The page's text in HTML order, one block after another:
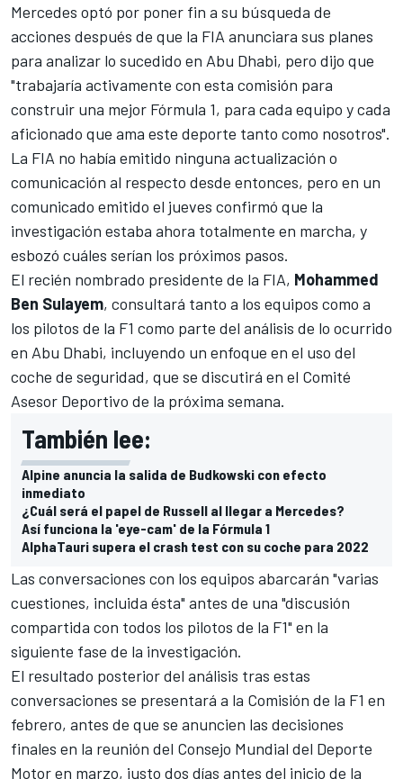
Mercedes optó por poner fin a su búsqueda de
acciones después de que la FIA anunciara sus planes
para analizar lo sucedido en Abu Dhabi, pero dijo que
"trabajaría activamente con esta comisión para
construir una mejor Fórmula 1, para cada equipo y cada
aficionado que ama este deporte tanto como nosotros".
La FIA no había emitido ninguna actualización o
comunicación al respecto desde entonces, pero en un
comunicado emitido el jueves confirmó que la
investigación estaba ahora totalmente en marcha, y
esbozó cuáles serían los próximos pasos.
El recién nombrado presidente de la FIA, Mohammed
Ben Sulayem, consultará tanto a los equipos como a
los pilotos de la F1 como parte del análisis de lo ocurrido
en Abu Dhabi, incluyendo un enfoque en el uso del
coche de seguridad, que se discutirá en el Comité
Asesor Deportivo de la próxima semana.
También lee:
Alpine anuncia la salida de Budkowski con efecto
inmediato
¿Cuál será el papel de Russell al llegar a Mercedes?
Así funciona la 'eye-cam' de la Fórmula 1
AlphaTauri supera el crash test con su coche para 2022
Las conversaciones con los equipos abarcarán "varias
cuestiones, incluida ésta" antes de una "discusión
compartida con todos los pilotos de la F1" en la
siguiente fase de la investigación.
El resultado posterior del análisis tras estas
conversaciones se presentará a la Comisión de la F1 en
febrero, antes de que se anuncien las decisiones
finales en la reunión del Consejo Mundial del Deporte
Motor en marzo, justo dos días antes del inicio de la